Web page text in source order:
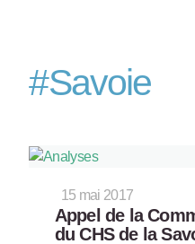
#Savoie
15 mai 2017
Appel de la
du CHS de la